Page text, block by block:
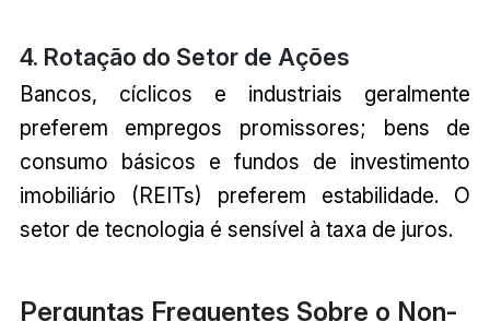
4. Rotação do Setor de Ações
Bancos, cíclicos e industriais geralmente
preferem empregos promissores; bens de
consumo básicos e fundos de investimento
imobiliário (REITs) preferem estabilidade. O
setor de tecnologia é sensível à taxa de juros.
Perguntas Frequentes Sobre o Non-